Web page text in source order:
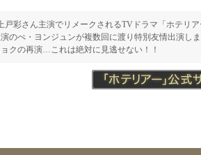
戸彩さん主演でリメークされるTVドラマ「ホテリ
のぺ・ヨンジュンが複数回に渡り特別友情出演しま
クの再演…これは絶対に見逃せない！！